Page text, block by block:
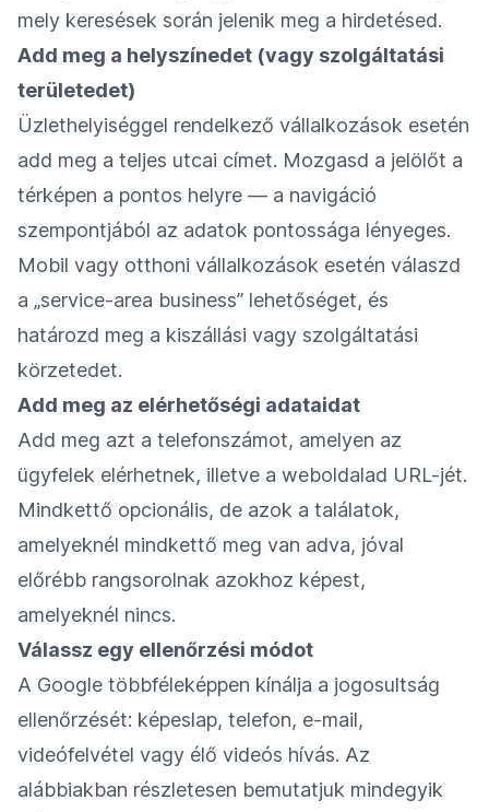
mely keresések során jelenik meg a hirdetésed.
Add meg a helyszínedet (vagy szolgáltatási
területedet)
Üzlethelyiséggel rendelkező vállalkozások esetén
add meg a teljes utcai címet. Mozgasd a jelölőt a
térképen a pontos helyre — a navigáció
szempontjából az adatok pontossága lényeges.
Mobil vagy otthoni vállalkozások esetén válaszd
a „service-area business” lehetőséget, és
határozd meg a kiszállási vagy szolgáltatási
körzetedet.
Add meg az elérhetőségi adataidat
Add meg azt a telefonszámot, amelyen az
ügyfelek elérhetnek, illetve a weboldalad URL-jét.
Mindkettő opcionális, de azok a találatok,
amelyeknél mindkettő meg van adva, jóval
előrébb rangsorolnak azokhoz képest,
amelyeknél nincs.
Válassz egy ellenőrzési módot
A Google többféleképpen kínálja a jogosultság
ellenőrzését: képeslap, telefon, e-mail,
videófelvétel vagy élő videós hívás. Az
alábbiakban részletesen bemutatjuk mindegyik